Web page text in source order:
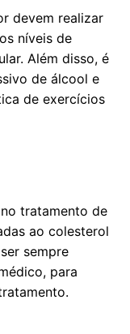
devem realizar
níveis de
Além disso, é
de álcool e
de exercícios
tratamento de
ao colesterol
sempre
para